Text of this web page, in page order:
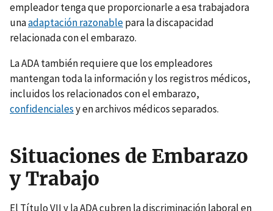
empleador tenga que proporcionarle a esa trabajadora
unaadaptación razonablepara la discapacidad
relacionada con el embarazo.
La ADA también requiere que los empleadores
mantengan toda la información y los registros médicos,
incluidos los relacionados con el embarazo,
confidencialesy en archivos médicos separados.
Situaciones de Embarazo
y Trabajo
El Título VII y la ADA cubren la discriminación laboral en